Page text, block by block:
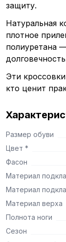
защиту.
Натуральная
плотное
полиуретана
Эти
кто ценит
Размер обуви
Цвет *
Фасон
Материал
Материал
Материал верха
Полнота ноги
Сезон